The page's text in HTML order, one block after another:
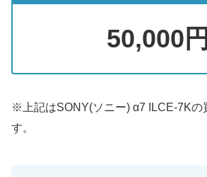
50,000円
※上記はSONY(ソニー) α7 ILCE-7Kの
す。